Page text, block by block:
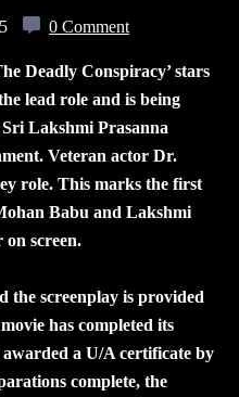
0 Comment
Deadly Conspiracy’ stars
lead role and is being
Lakshmi Prasanna
Veteran actor Dr.
role. This marks the first
Babu and Lakshmi
screen.
the screenplay is provided
has completed its
a U/A certificate by
complete, the